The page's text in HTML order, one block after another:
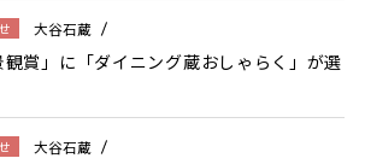
大谷石蔵
観賞」に「ダイニング蔵おしゃらく」が選
大谷石蔵